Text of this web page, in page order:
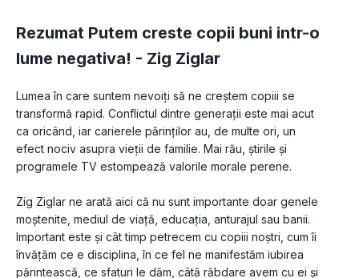
Rezumat Putem creste copii buni intr-o
lume negativa! - Zig Ziglar
Lumea în care suntem nevoiţi să ne creştem copiii se
transformă rapid. Conflictul dintre generaţii este mai acut
ca oricând, iar carierele părinţilor au, de multe ori, un
efect nociv asupra vieţii de familie. Mai rău, ştirile şi
programele TV estompează valorile morale perene.
Zig Ziglar ne arată aici că nu sunt importante doar genele
moştenite, mediul de viaţă, educaţia, anturajul sau banii.
Important este şi cât timp petrecem cu copiii noştri, cum îi
învăţăm ce e disciplina, în ce fel ne manifestăm iubirea
părintească, ce sfaturi le dăm, câtă răbdare avem cu ei şi